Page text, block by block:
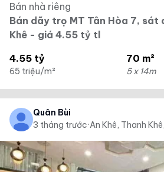
Bán nhà riêng
Bán dãy trọ MT Tân Hòa 7, sát
Khê - giá 4.55 tỷ tl
4.55 tỷ
65 triệu/m²
70 m²
5 x 14m
Quân Bùi
3 tháng trước·An Khê, Thanh